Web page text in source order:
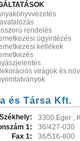
rendelés
ügyintézés
kellékek
virágok és
és Társa Kft.
Székhely:
3300 Eger ,
1:
36/427-030
Fax 1:
36/516-800